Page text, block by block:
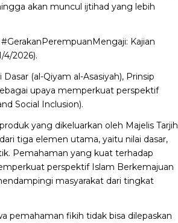
akan muncul ijtihad yang lebih
Kajian
4/2026).
(al-Qiyam al-Asasiyah), Prinsip
upaya memperkuat perspektif
Social Inclusion).
yang dikeluarkan oleh Majelis Tarjih
tiga elemen utama, yaitu nilai dasar,
Pemahaman yang kuat terhadap
perspektif Islam Berkemajuan
masyarakat dari tingkat
pemahaman fikih tidak bisa dilepaskan